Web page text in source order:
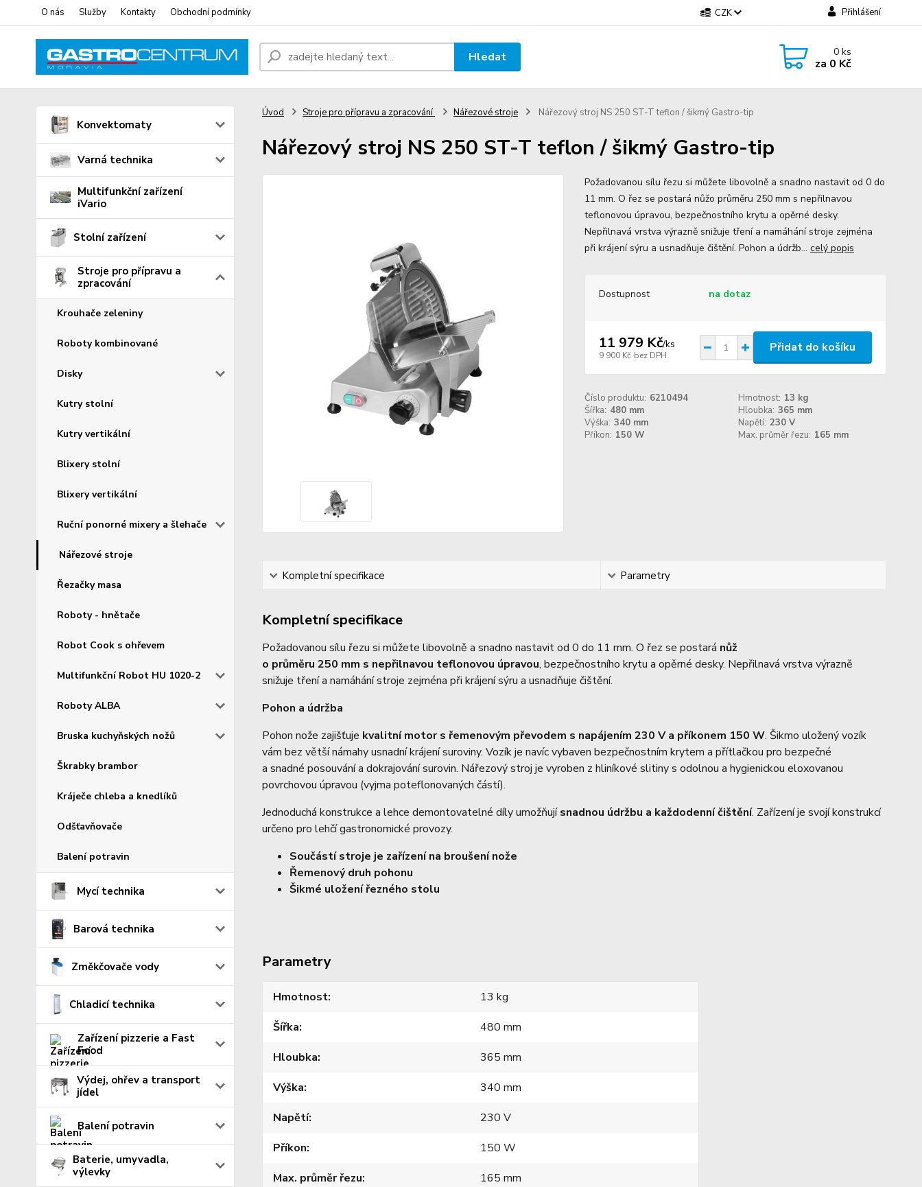
O nás Služby Kontakty Obchodní podmínky CZK Přihlášení
Hledat 0ks
za 0 Kč
Konvektomaty
Varná technika
Multifunkční zařízení
iVario
Stolní zařízení
Stroje pro přípravu a
zpracování
Krouhače zeleniny
Roboty kombinované
Disky
Kutry stolní
Kutry vertikální
Blixery stolní
Blixery vertikální
Ruční ponorné mixery a šlehače
Nářezové stroje
Řezačky masa
Roboty - hnětače
Robot Cook s ohřevem
Multifunkční Robot HU 1020-2
Roboty ALBA
Bruska kuchyňských nožů
Škrabky brambor
Kráječe chleba a knedlíků
Odšťavňovače
Balení potravin
Mycí technika
Barová technika
Změkčovače vody
Chladicí technika
Zařízení pizzerie a Fast
Food
Výdej, ohřev a transport
jídel
Balení potravin
Baterie, umyvadla,
výlevky
Úvod Stroje pro přípravu a zpracování Nářezové stroje Nářezový stroj NS 250 ST-T teflon / šikmý Gastro-tip
Nářezový stroj NS 250 ST-T teflon / šikmý Gastro-tip
Požadovanou sílu řezu si můžete libovolně a snadno nastavit od 0 do
11 mm. O řez se postará nůžo průměru 250 mm s nepřilnavou
teflonovou úpravou, bezpečnostního krytu a opěrné desky.
Nepřilnavá vrstva výrazně snižuje tření a namáhání stroje zejména
při krájení sýru a usnadňuje čištění. Pohon a údržb... celý popis
Dostupnost na dotaz
11 979 Kč/ks
9 900 Kč bez DPH
Přidat do košíku
Číslo produktu: 6210494 Hmotnost: 13 kg
Šířka: 480 mm Hloubka: 365 mm
Výška: 340 mm Napětí: 230 V
Příkon: 150 W Max. průměr řezu: 165 mm
Kompletní specifikace Parametry
Kompletní specifikace
Požadovanou sílu řezu si můžete libovolně a snadno nastavit od 0 do 11 mm. O řez se postará nůž
o průměru 250 mm s nepřilnavou teflonovou úpravou, bezpečnostního krytu a opěrné desky. Nepřilnavá vrstva výrazně
snižuje tření a namáhání stroje zejména při krájení sýru a usnadňuje čištění.
Pohon a údržba
Pohon nože zajišťuje kvalitní motor s řemenovým převodem s napájením 230 V a příkonem 150 W. Šikmo uložený vozík
vám bez větší námahy usnadní krájení suroviny. Vozík je navíc vybaven bezpečnostním krytem a přítlačkou pro bezpečné
a snadné posouvání a dokrajování surovin. Nářezový stroj je vyroben z hliníkové slitiny s odolnou a hygienickou eloxovanou
povrchovou úpravou (vyjma poteflonovaných částí).
Jednoduchá konstrukce a lehce demontovatelné díly umožňujísnadnou údržbu a každodenní čištění. Zařízení je svojí konstrukcí
určeno pro lehčí gastronomické provozy.
Součástí stroje je zařízení na broušení nože
Řemenový druh pohonu
Šikmé uložení řezného stolu
Parametry
Hmotnost
13 kg
Šířka
480 mm
Hloubka
365 mm
Výška
340 mm
Napětí
230 V
Příkon
150 W
Max. průměr řezu
165 mm